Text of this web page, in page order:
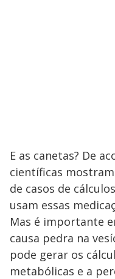
E as canetas? De
científicas
de casos de
usam essas
Mas é importante
causa pedra na
pode gerar os
metabólicas e a